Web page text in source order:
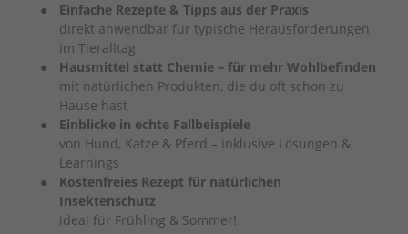
Einfache Rezepte & Tipps aus der Praxis
direkt anwendbar für typische Herausforderungen
im Tieralltag
Hausmittel statt Chemie – für mehr Wohlbefinden
mit natürlichen Produkten, die du oft schon zu
Hause hast
Einblicke in echte Fallbeispiele
von Hund, Katze & Pferd – inklusive Lösungen &
Learnings
Kostenfreies Rezept für natürlichen
Insektenschutz
ideal für Frühling & Sommer!